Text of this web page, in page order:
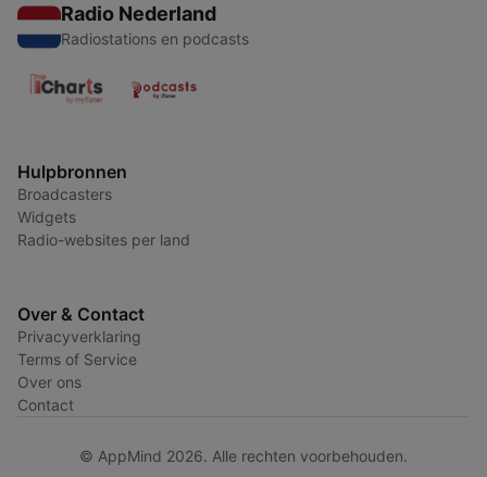
Radio Nederland
Radiostations en podcasts
Hulpbronnen
Broadcasters
Widgets
Radio-websites per land
Over & Contact
Privacyverklaring
Terms of Service
Over ons
Contact
© AppMind 2026. Alle rechten voorbehouden.